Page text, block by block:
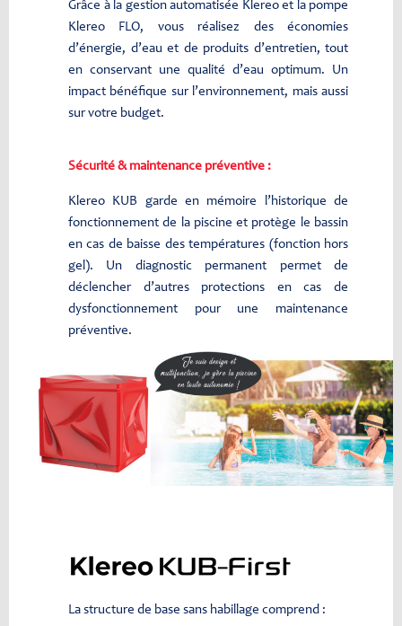
Grâce à la gestion automatisée Klereo et la pompe
Klereo FLO, vous réalisez des économies
d’énergie, d’eau et de produits d’entretien, tout
en conservant une qualité d’eau optimum. Un
impact bénéfique sur l’environnement, mais aussi
sur votre budget.
Sécurité & maintenance préventive :
Klereo KUB garde en mémoire l’historique de
fonctionnement de la piscine et protège le bassin
en cas de baisse des températures (fonction hors
gel). Un diagnostic permanent permet de
déclencher d’autres protections en cas de
dysfonctionnement pour une maintenance
préventive.
La structure de base sans habillage comprend :